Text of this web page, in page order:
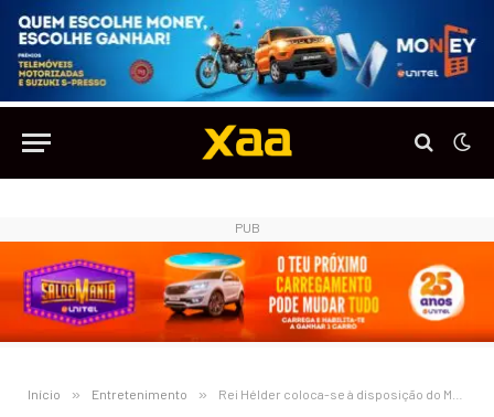
PUB
Início » Entretenimento » Rei Hélder coloca-se à disposição do MPLA para participar nos atos eleitorais